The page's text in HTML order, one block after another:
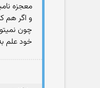
معجزه
و اگر هم
چون
خود علم